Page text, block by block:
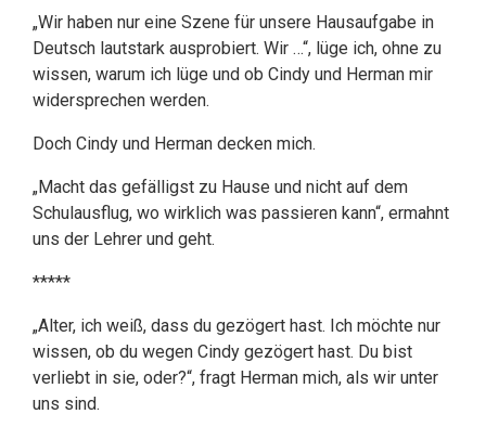
„Wir haben nur eine Szene für unsere Hausaufgabe in
Deutsch lautstark ausprobiert. Wir …“, lüge ich, ohne zu
wissen, warum ich lüge und ob Cindy und Herman mir
widersprechen werden.
Doch Cindy und Herman decken mich.
„Macht das gefälligst zu Hause und nicht auf dem
Schulausflug, wo wirklich was passieren kann“, ermahnt
uns der Lehrer und geht.
*****
„Alter, ich weiß, dass du gezögert hast. Ich möchte nur
wissen, ob du wegen Cindy gezögert hast. Du bist
verliebt in sie, oder?“, fragt Herman mich, als wir unter
uns sind.